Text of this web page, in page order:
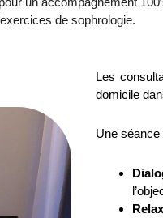
de sophrologie.
Les
domicile
Une